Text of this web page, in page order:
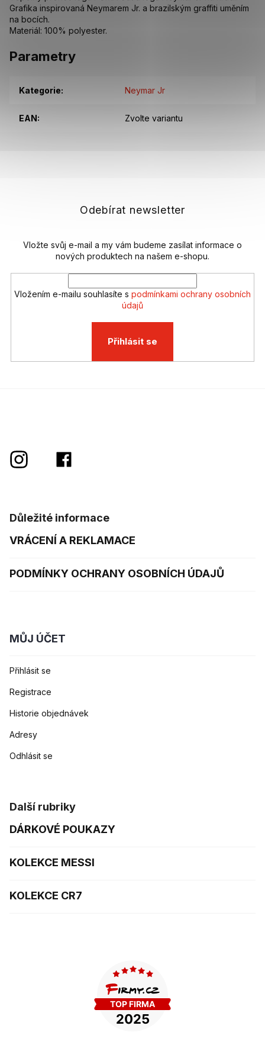
Grafika inspirovaná Neymarem Jr. a brazilským graffiti uměním
na bocích.
Materiál: 100% polyester.
Parametry
Kategorie: Neymar Jr
EAN: Zvolte variantu
Odebírat newsletter
Vložte svůj e-mail a my vám budeme zasílat informace o
nových produktech na našem e-shopu.
Vložením e-mailu souhlasíte s podmínkami ochrany osobních
údajů
Přihlásit se
Důležité informace
VRÁCENÍ A REKLAMACE
PODMÍNKY OCHRANY OSOBNÍCH ÚDAJŮ
MŮJ ÚČET
Přihlásit se
Registrace
Historie objednávek
Adresy
Odhlásit se
Další rubriky
DÁRKOVÉ POUKAZY
KOLEKCE MESSI
KOLEKCE CR7